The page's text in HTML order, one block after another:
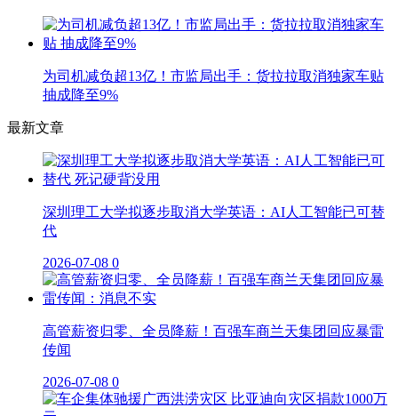
为司机减负超13亿！市监局出手：货拉拉取消独家车贴
抽成降至9%
最新文章
深圳理工大学拟逐步取消大学英语：AI人工智能已可替
代
2026-07-08 0
高管薪资归零、全员降薪！百强车商兰天集团回应暴雷
传闻
2026-07-08 0